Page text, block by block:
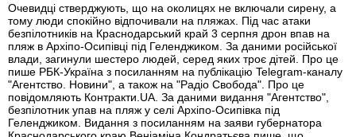
Очевидці стверджують, що на околицях не включали сирену, а
тому люди спокійно відпочивали на пляжах. Під час атаки
безпілотників на Краснодарський край 3 серпня дрон впав на
пляж в Архіпо-Осипівці під Геленджиком. За даними російської
влади, загинули шестеро людей, серед яких троє дітей. Про це
пише РБК-Україна з посиланням на публікацію Telegram-каналу
"Агентство. Новини", а також на "Радіо Свобода". Про це
повідомляють Контракти.UA. За даними видання "Агентство",
безпілотник упав на пляж у селі Архіпо-Осипівка під
Геленджиком. Видання з посиланням на заяви губернатора